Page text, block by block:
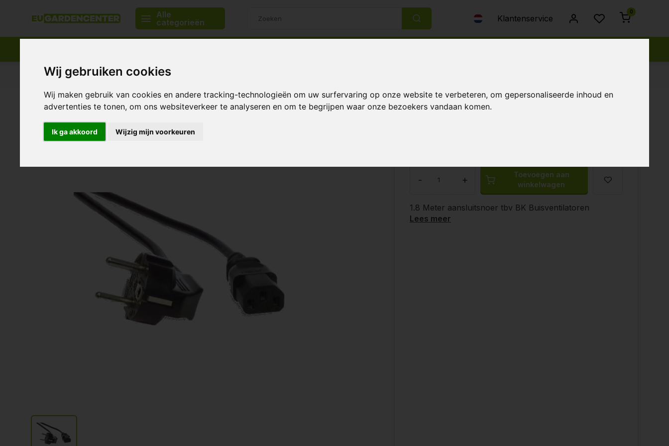
Wij gebruiken cookies
Wij maken gebruik van cookies en andere tracking-technologieën om uw surfervaring op onze website te verbeteren, om gepersonaliseerde inhoud en
advertenties te tonen, om ons websiteverkeer te analyseren en om te begrijpen waar onze bezoekers vandaan komen.
Ik ga akkoord Wijzig mijn voorkeuren
Alle
categorieën
Klantenservice
0
Passend assortiment Levering in heel Europa
Home 1.8 Meter aansluitsnoer tbv BK Buisventilatoren
1.8 Meter aansluitsnoer tbv BK Buisventilatoren
0/10 (0 Reviews) Toon alle:Kweeklampen & Elektra
- +
Toevoegen aan
winkelwagen
1.8 Meter aansluitsnoer tbv BK Buisventilatoren
Lees meer